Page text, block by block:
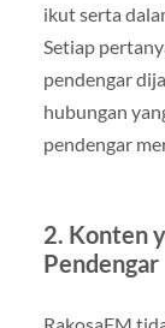
ikut serta
Setiap
pendengar
hubungan
pendengar
2. Konten
Pendengar
RakosaFM